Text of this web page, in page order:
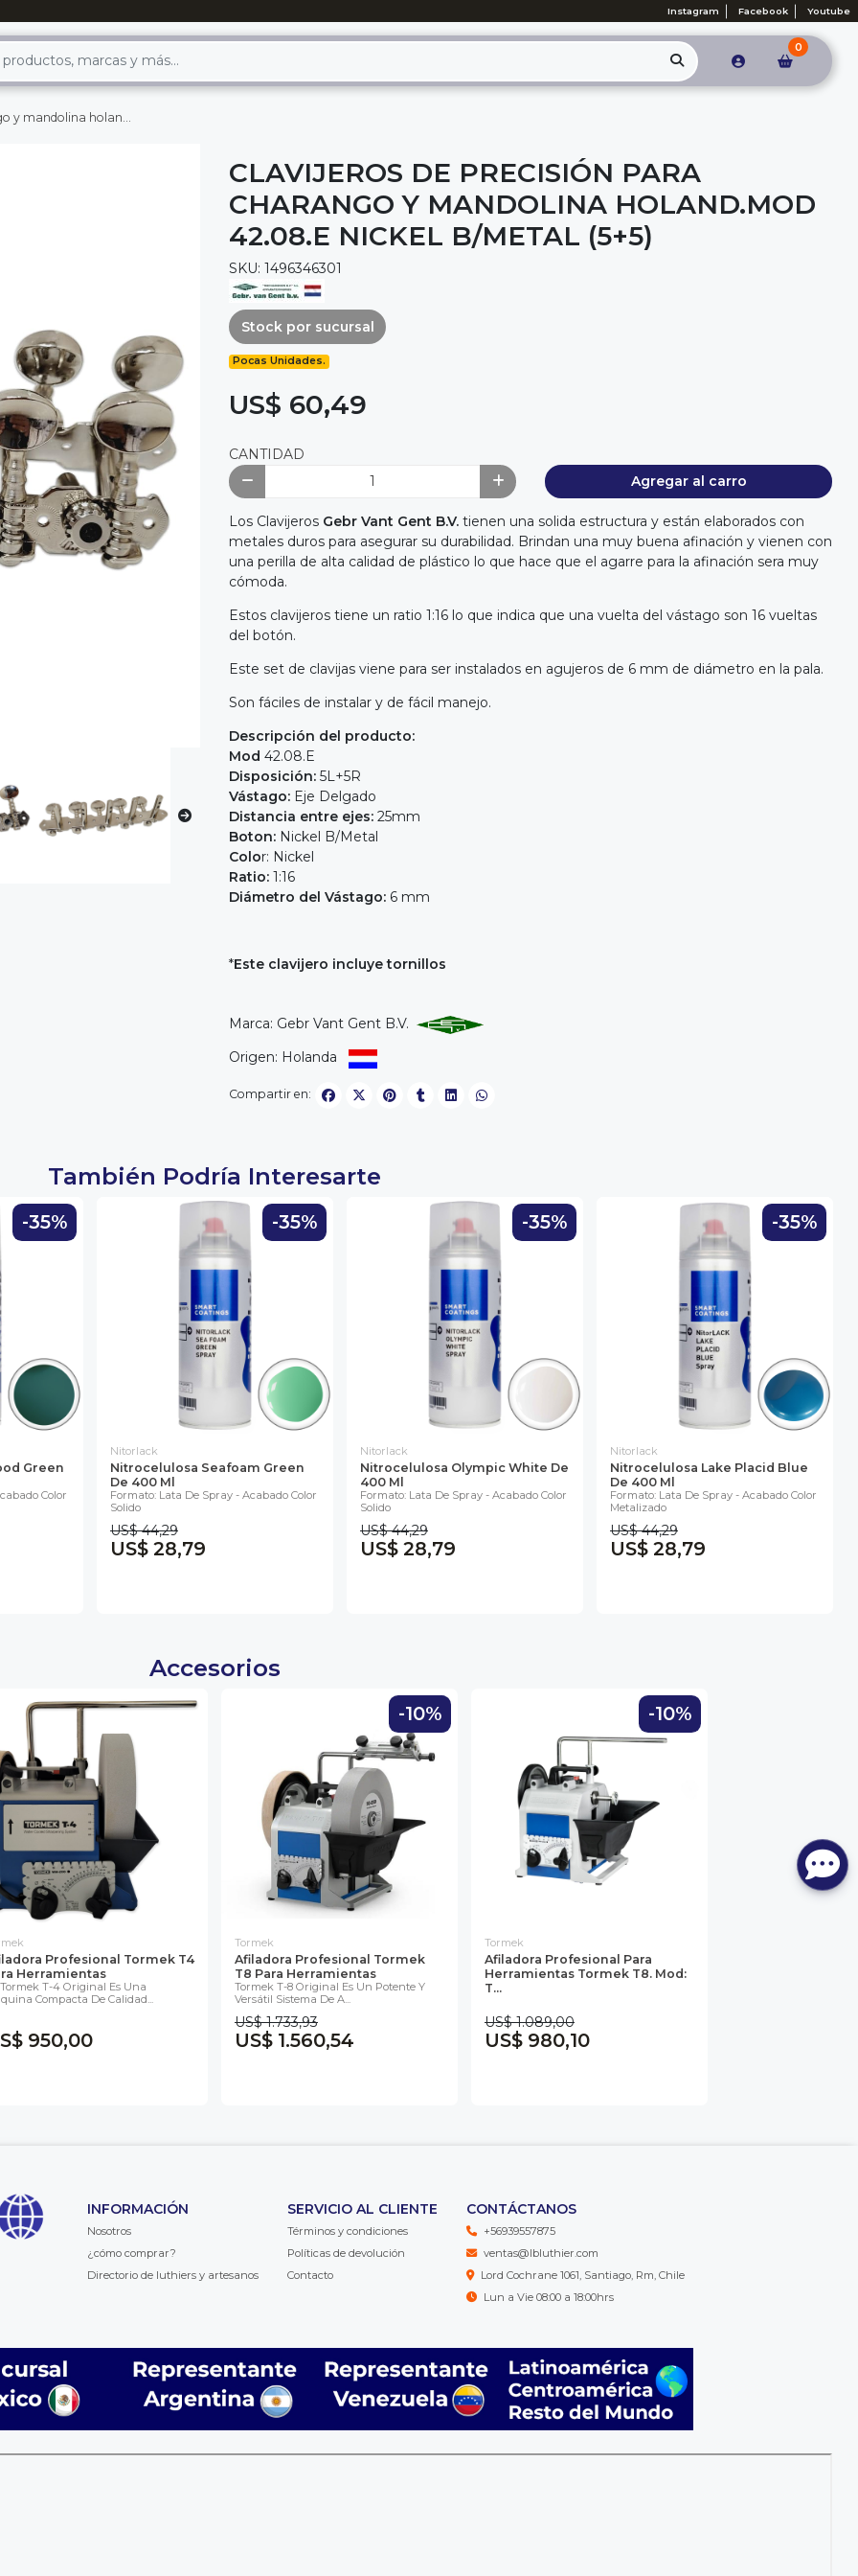
Instagram Facebook Youtube
0
42.08.e nickel b/metal (5+5)
CLAVIJEROS DE PRECISIÓN PARA
CHARANGO Y MANDOLINA HOLAND.MOD
42.08.E NICKEL B/METAL (5+5)
SKU: 1496346301
Stock por sucursal
Pocas Unidades.
US$ 60,49
CANTIDAD
Agregar al carro
Los Clavijeros Gebr Vant Gent B.V. tienen una solida estructura y están elaborados con
metales duros para asegurar su durabilidad. Brindan una muy buena afinación y vienen con
una perilla de alta calidad de plástico lo que hace que el agarre para la afinación sera muy
cómoda.
Estos clavijeros tiene un ratio 1:16 lo que indica que una vuelta del vástago son 16 vueltas
del botón.
Este set de clavijas viene para ser instalados en agujeros de 6 mm de diámetro en la pala.
Son fáciles de instalar y de fácil manejo.
Descripción del producto:
Mod 42.08.E
Disposición: 5L+5R
Vástago: Eje Delgado
Distancia entre ejes: 25mm
Boton: Nickel B/Metal
Color: Nickel
Ratio: 1:16
Diámetro del Vástago: 6 mm
*Este clavijero incluye tornillos
Marca: Gebr Vant Gent B.V.
Origen: Holanda
Compartir en:
También Podría Interesarte
-35%
Green
Color
-35%
Nitorlack
Nitrocelulosa Seafoam Green
De 400 Ml
Formato: Lata De Spray - Acabado Color
Solido
US$ 44,29
US$ 28,79
-35%
Nitorlack
Nitrocelulosa Olympic White De
400 Ml
Formato: Lata De Spray - Acabado Color
Solido
US$ 44,29
US$ 28,79
-35%
Nitorlack
Nitrocelulosa Lake Placid Blue
De 400 Ml
Formato: Lata De Spray - Acabado Color
Metalizado
US$ 44,29
US$ 28,79
Accesorios
Profesional Tormek T4
Herramientas
T-4 Original Es Una
Compacta De Calidad...
950,00
-10%
Tormek
Afiladora Profesional Tormek
T8 Para Herramientas
Tormek T-8 Original Es Un Potente Y
Versátil Sistema De A...
US$ 1.733,93
US$ 1.560,54
-10%
Tormek
Afiladora Profesional Para
Herramientas Tormek T8. Mod:
T...
US$ 1.089,00
US$ 980,10
INFORMACIÓN
Nosotros
¿cómo comprar?
Directorio de luthiers y artesanos
SERVICIO AL CLIENTE
Términos y condiciones
Políticas de devolución
Contacto
CONTÁCTANOS
+56939557875
ventas@lbluthier.com
Lord Cochrane 1061, Santiago, Rm, Chile
Lun a Vie 08:00 a 18:00hrs